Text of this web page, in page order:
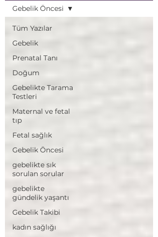
Tüm Yazılar
Gebelik
Prenatal Tanı
Doğum
Gebelikte Tarama
Testleri
Maternal ve fetal
tıp
Fetal sağlık
Gebelik Öncesi
gebelikte sık
sorulan sorular
gebelikte
gündelik yaşantı
Gebelik Takibi
kadın sağlığı
Gebelik Öncesi